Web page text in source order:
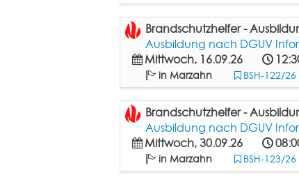
Brandschutzhelfer -
Ausbildung nach DGUV
Mittwoch, 16.09.26
in Marzahn BSH-122/26
Brandschutzhelfer -
Ausbildung nach DGUV
Mittwoch, 30.09.26
in Marzahn BSH-123/26